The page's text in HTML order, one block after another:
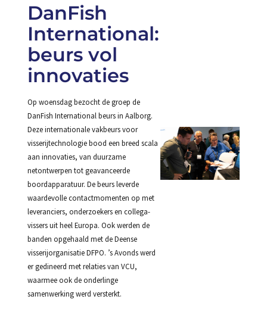
DanFish
International:
beurs vol
innovaties
Op woensdag bezocht de groep de
DanFish International beurs in Aalborg.
Deze internationale vakbeurs voor
visserijtechnologie bood een breed scala
aan innovaties, van duurzame
netontwerpen tot geavanceerde
boordapparatuur. De beurs leverde
waardevolle contactmomenten op met
leveranciers, onderzoekers en collega-
vissers uit heel Europa. Ook werden de
banden opgehaald met de Deense
visserijorganisatie DFPO. ’s Avonds werd
er gedineerd met relaties van VCU,
waarmee ook de onderlinge
samenwerking werd versterkt.